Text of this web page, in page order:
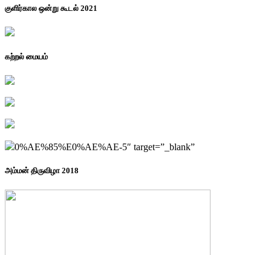
குளிர்கால ஒன்று கூடல் 2021
கற்றல் மையம்
0%AE%85%E0%AE%AE-5″ target=”_blank”
அம்மன் திருவிழா 2018